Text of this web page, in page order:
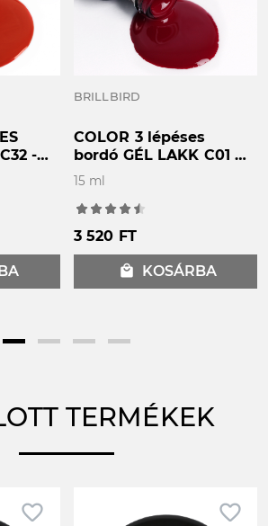
vagy fejleszteni szeretnéd
vegyél részt valamelyik
ünkön.
eltérhet egymástól!
-
BRILLBIRD
COLOR 3 lépéses
bordó GÉL LAKK C01 -
15ML
15 ml
3 520 FT
local_mall KOSÁRBA
TERMÉKEK
favorite_border favorite_border